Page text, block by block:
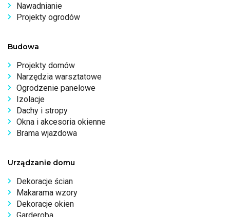
Nawadnianie
Projekty ogrodów
Budowa
Projekty domów
Narzędzia warsztatowe
Ogrodzenie panelowe
Izolacje
Dachy i stropy
Okna i akcesoria okienne
Brama wjazdowa
Urządzanie domu
Dekoracje ścian
Makarama wzory
Dekoracje okien